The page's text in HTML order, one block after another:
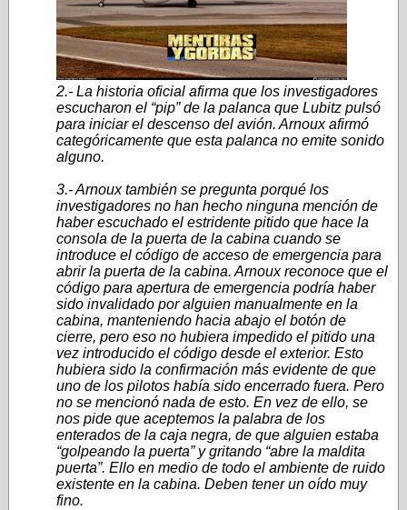
2.- La historia oficial afirma que los investigadores
escucharon el “pip” de la palanca que Lubitz pulsó
para iniciar el descenso del avión. Arnoux afirmó
categóricamente que esta palanca no emite sonido
alguno.
3.- Arnoux también se pregunta porqué los
investigadores no han hecho ninguna mención de
haber escuchado el estridente pitido que hace la
consola de la puerta de la cabina cuando se
introduce el código de acceso de emergencia para
abrir la puerta de la cabina. Arnoux reconoce que el
código para apertura de emergencia podría haber
sido invalidado por alguien manualmente en la
cabina, manteniendo hacia abajo el botón de
cierre, pero eso no hubiera impedido el pitido una
vez introducido el código desde el exterior. Esto
hubiera sido la confirmación más evidente de que
uno de los pilotos había sido encerrado fuera. Pero
no se mencionó nada de esto. En vez de ello, se
nos pide que aceptemos la palabra de los
enterados de la caja negra, de que alguien estaba
“golpeando la puerta” y gritando “abre la maldita
puerta”. Ello en medio de todo el ambiente de ruido
existente en la cabina. Deben tener un oído muy
fino.